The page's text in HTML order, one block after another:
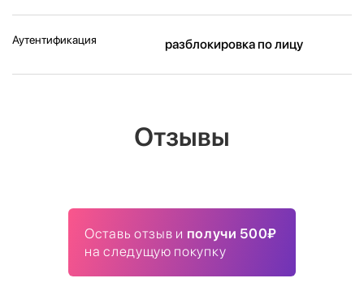
Аутентификация разблокировка по лицу
Отзывы
Оставь отзыв и получи 500₽
на следущую покупку